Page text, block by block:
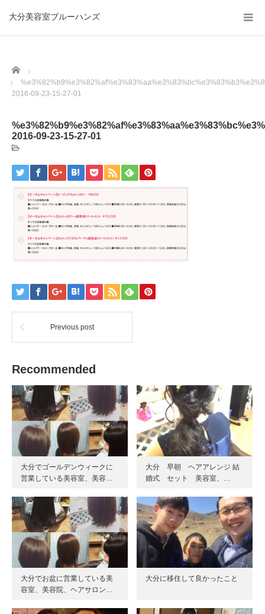
大分美容室ブルーハンズ
Home
2016-09-23-15-27-01
2016-09-23-15-27-01
Previous post
Recommended
大分でゴールデンウィークに
営業している美容室、美容…
大分 早朝 ヘアアレンジ 結
婚式 セット 美容室、…
大分でお盆に営業している美
容室、美容院、ヘアサロン…
大分に移住して良かったこと